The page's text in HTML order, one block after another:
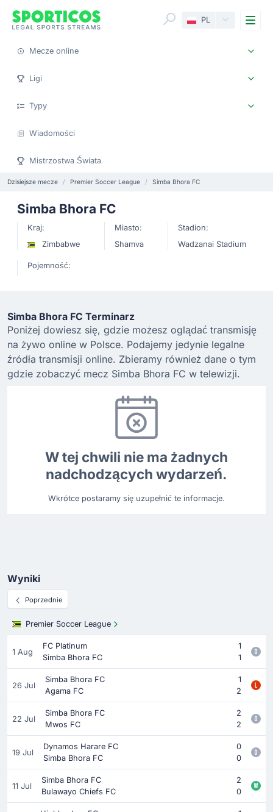
PL
Mecze online
Ligi
Typy
Wiadomości
Mistrzostwa Świata
Dzisiejsze mecze Premier Soccer League Simba Bhora FC
Simba Bhora FC
Kraj:
Zimbabwe
Miasto:
Shamva
Stadion:
Wadzanai Stadium
Pojemność:
Simba Bhora FC Terminarz
Poniżej dowiesz się, gdzie możesz oglądać transmisję
na żywo online w Polsce. Podajemy jedynie legalne
źródła transmisji online. Zbieramy również dane o tym
gdzie zobaczyć mecz Simba Bhora FC w telewizji.
W tej chwili nie ma żadnych
nadchodzących wydarzeń.
Wkrótce postaramy się uzupełnić te informacje.
Wyniki
Poprzednie
Premier Soccer League
1 Aug
FC Platinum
1
Simba Bhora FC
1
26 Jul
Simba Bhora FC
1
Agama FC
2
22 Jul
Simba Bhora FC
2
Mwos FC
2
19 Jul
Dynamos Harare FC
0
Simba Bhora FC
0
11 Jul
Simba Bhora FC
2
Bulawayo Chiefs FC
0